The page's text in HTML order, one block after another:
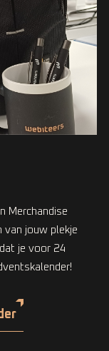
Merchandise
van jouw plekje
je voor 24